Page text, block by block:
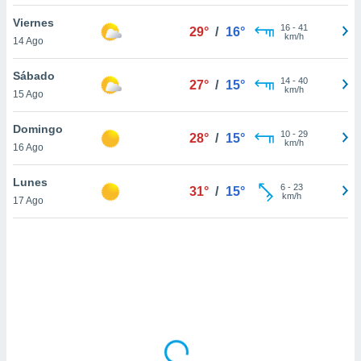
sitio
En
sean
el sitio
ni para
o
Viernes
14 Ago
29° / 16° 16- 41
km/h
Sábado
15 Ago
27° / 15° 14- 40
km/h
Domingo
16 Ago
28° / 15° 10- 29
km/h
Lunes
17 Ago
31° / 15° 6- 23
km/h